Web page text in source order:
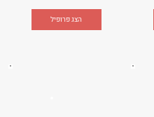
הצג פרופיל